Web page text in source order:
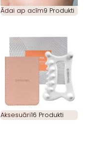
Ādai ap acīm9 Produkti
Aksesuāri16 Produkti